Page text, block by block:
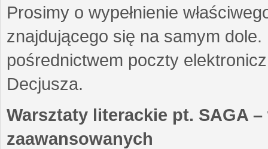
Prosimy o wypełnienie
znajdującego się na samym
pośrednictwem poczty
Decjusza.
Warsztaty literackie pt. SAGA
zaawansowanych